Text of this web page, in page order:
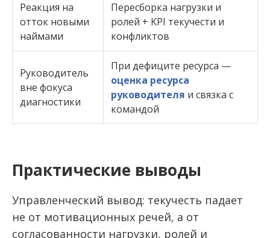
Реакция на
отток новыми
наймами
Пересборка нагрузки и
ролей + KPI текучести и
конфликтов
Руководитель
вне фокуса
диагностики
При дефиците ресурса —
оценка ресурса
руководителя и связка с
командой
Практические выводы
Управленческий вывод: текучесть падает
не от мотивационных речей, а от
согласованности нагрузки, ролей и